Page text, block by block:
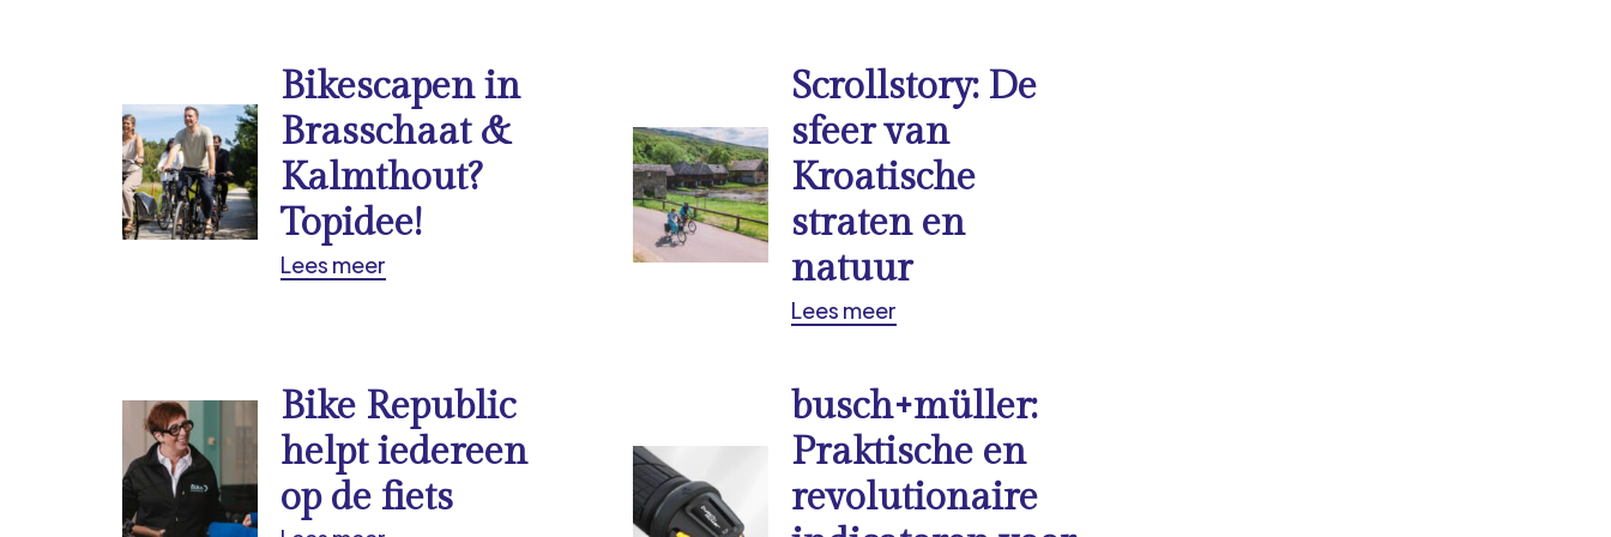
Bikescapen in
Brasschaat &
Kalmthout?
Topidee!
Lees meer
Scrollstory: De
sfeer van
Kroatische
straten en
natuur
Lees meer
Bike Republic
helpt iedereen
op de fiets
busch+müller:
Praktische en
revolutionaire